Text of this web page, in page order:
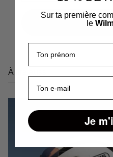
À lire aussi
Sur ta première
le
Je